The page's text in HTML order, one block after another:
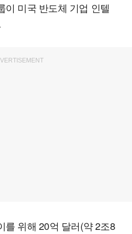
이 미국 반도체 기업 인텔
를 위해 20억 달러(약 2조8